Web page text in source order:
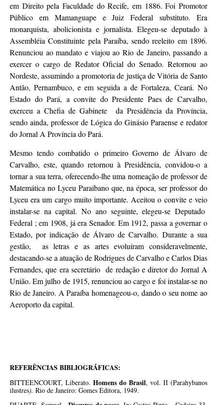
em Direito pela Faculdade do Recife, em 1886. Foi Promotor
Público em Mamanguape e Juiz Federal substituto. Era
monarquista, abolicionista e jornalista. Elegeu-se deputado à
Assembléia Constituinte pela Paraíba, sendo reeleito em 1896.
Renunciou ao mandato e viajou ao Rio de Janeiro, passando a
exercer o cargo de Redator Oficial do Senado. Retornou ao
Nordeste, assumindo a promotoria de justiça de Vitória de Santo
Antão, Pernambuco, e em seguida a de Fortaleza, Ceará. No
Estado do Pará, a convite do Presidente Paes de Carvalho,
exerceu a Chefia de Gabinete da Presidência da Província,
sendo ainda, professor de Lógica do Ginásio Paraense e redator
do Jornal A Província do Pará.
Mesmo tendo combatido o primeiro Governo de Álvaro de
Carvalho, este, quando retornou à Presidência, convidou-o a
tornar a sua terra, oferecendo-lhe uma nomeação de professor de
Matemática no Lyceu Paraibano que, na época, ser professor do
Lyceu era um cargo muito importante. Aceitou o convite e veio
instalar-se na capital. No ano seguinte, elegeu-se Deputado
Federal ; em 1908, já era Senador. Em 1912, passa a governar o
Estado, por indicação de Álvaro de Carvalho. Durante a sua
gestão, as letras e as artes evoluíram consideravelmente,
destacando-se a atuação de Rodrigues de Carvalho e Carlos Dias
Fernandes, que era secretário de redação e diretor do Jornal A
União. Em julho de 1915, renunciou ao cargo e foi instalar-se no
Rio de Janeiro. A Paraíba homenageou-o, dando o seu nome ao
Aeroporto da capital.
REFERÊNCIAS BIBLIOGRÁFICAS:
BITTEENCOURT, Liberato. Homens do Brasil, vol. II (Parahybanos
ilustres). Rio de Janeiro: Gomes Editora, 1949.